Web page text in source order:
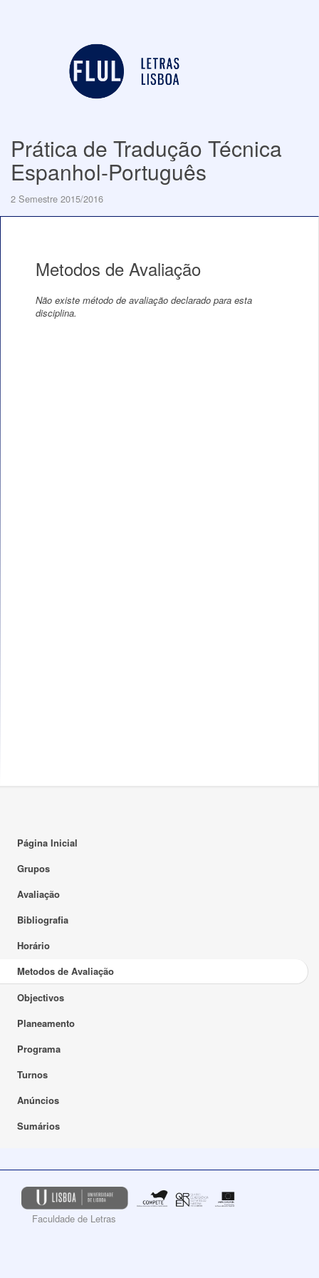
Prática de Tradução Técnica
Espanhol-Português
2 Semestre 2015/2016
Metodos de Avaliação
Não existe método de avaliação declarado para esta
disciplina.
Página Inicial
Grupos
Avaliação
Bibliografia
Horário
Metodos de Avaliação
Objectivos
Planeamento
Programa
Turnos
Anúncios
Sumários
Faculdade de Letras